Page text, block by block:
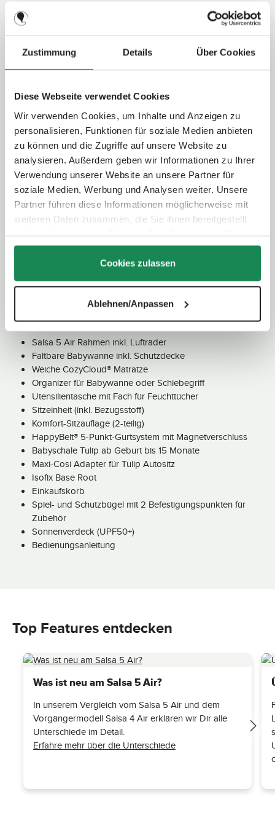
Zustimmung Details Über Cookies
Diese Webseite verwendet Cookies
Wir verwenden Cookies, um Inhalte und Anzeigen zu
personalisieren, Funktionen für soziale Medien anbieten
zu können und die Zugriffe auf unsere Website zu
analysieren. Außerdem geben wir Informationen zu Ihrer
Verwendung unserer Website an unsere Partner für
soziale Medien, Werbung und Analysen weiter. Unsere
Partner führen diese Informationen möglicherweise mit
weiteren Daten zusammen, die Sie ihnen bereitgestellt
gesammelt haben.
Cookies zulassen
Ablehnen/Anpassen
Zuladung Einkaufskorb:
Technische Daten
Schieberhöhe:98,0 - 107,5 cm
Faltsystem:Zweihand-Falten
Art der Bereifung:Luftrad
Radgröße:Vorderrad: 24,5 cm / Hinterrad: 27,5 cm
Federung:Einzelrad-Federung mit Zusatzfederung an der
Hinterachse
Feststellbremse:Fußbedienung
Rückenlehne:4-fach (bis in Liegeposition) verstellbar
3-fach verstellbar
Salsa 5 Air Rahmen inkl. Lufträder
Faltbare Babywanne inkl. Schutzdecke
Weiche CozyCloud® Matratze
Organizer für Babywanne oder Schiebegriff
Utensilientasche mit Fach für Feuchttücher
Sitzeinheit (inkl. Bezugsstoff)
Komfort-Sitzauflage (2-teilig)
HappyBelt® 5-Punkt-Gurtsystem mit Magnetverschluss
Babyschale Tulip ab Geburt bis 15 Monate
Maxi-Cosi Adapter für Tulip Autositz
Isofix Base Root
Einkaufskorb
Spiel- und Schutzbügel mit 2 Befestigungspunkten für
Zubehör
Sonnenverdeck (UPF50+)
Bedienungsanleitung
Top Features entdecken
Was ist neu am Salsa 5 Air?
In unserem Vergleich vom Salsa 5 Air und dem
Vorgängermodell Salsa 4 Air erklären wir Dir alle
Unterschiede im Detail.
Erfahre mehr über die Unterschiede